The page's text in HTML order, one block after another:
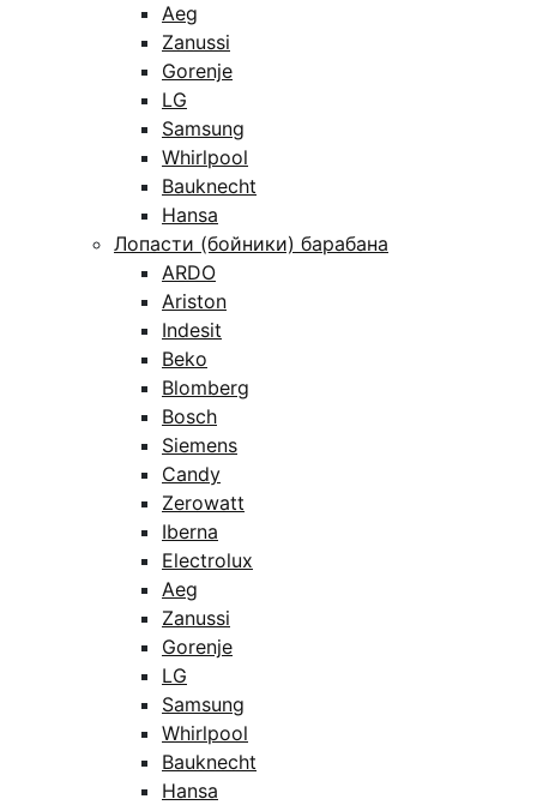
Aeg
Zanussi
Gorenje
LG
Samsung
Whirlpool
Bauknecht
Hansa
Лопасти (бойники) барабана
ARDO
Ariston
Indesit
Beko
Blomberg
Bosch
Siemens
Candy
Zerowatt
Iberna
Electrolux
Aeg
Zanussi
Gorenje
LG
Samsung
Whirlpool
Bauknecht
Hansa